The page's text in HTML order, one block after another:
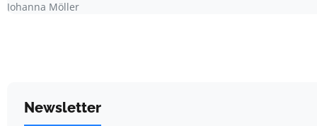
Johanna Möller
Newsletter